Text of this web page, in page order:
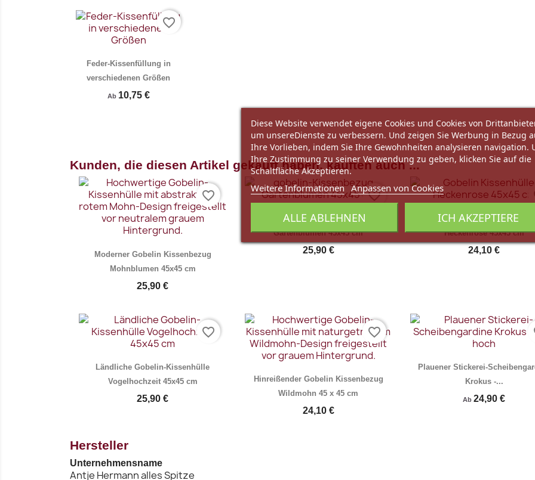
Vorschau
Feder-Kissenfüllung in
verschiedenen Größen
Ab 10,75 €
favorite_border
Kunden, die diesen Artikel gekauft haben, kauften auch ...
Vorschau
Moderner Gobelin Kissenbezug
Mohnblumen 45x45 cm
25,90 €
favorite_border
Vorschau
Sommerlicher Gobelin-Kissenbezug
Gartenblumen 45x45 cm
25,90 €
favorite_border
Vorschau
Malerische Gobelin
Heckenrose 45x45 cm
24,10 €
Vorschau
Ländliche Gobelin-Kissenhülle
Vogelhochzeit 45x45 cm
25,90 €
favorite_border
Hinreißender Gobelin Kissenbezug
Wildmohn 45 x 45 cm
24,10 €
favorite_border
Plauener Stickerei-
Krokus -...
Ab24,90 €
Hersteller
Unternehmensname
Antje Hermann alles Spitze
Diese Website verwendet eigene Cookies und Cookies von
um unsereDienste zu verbessern. Und zeigen Sie Werbung in Bezug
Ihre Vorlieben, indem Sie Ihre Gewohnheiten analysieren navigation.
Ihre Zustimmung zu seiner Verwendung zu geben, klicken Sie auf die
Schaltfläche Akzeptieren.
Weitere Informationen Anpassen von Cookies
ALLE ABLEHNEN ICH AKZEPTIERE